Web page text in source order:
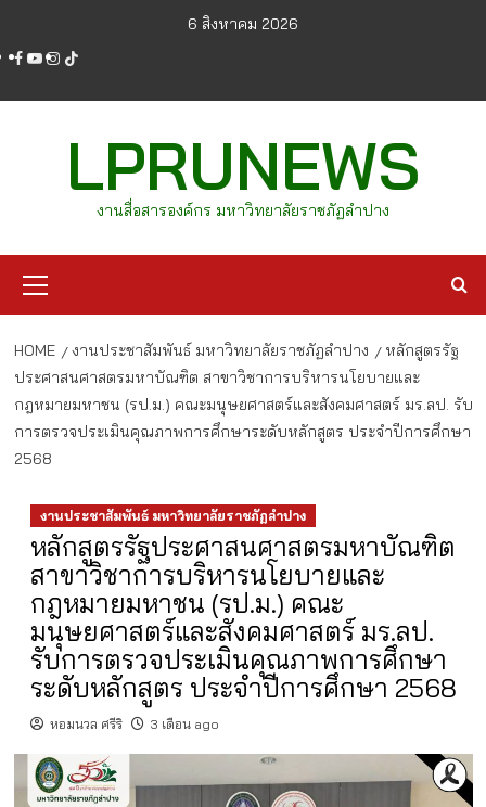
content
6 สิงหาคม 2026
facebook
youtube
instagram
tiktok
LPRUNEWS
งานสื่อสารองค์กร มหาวิทยาลัยราชภัฏลำปาง
Menu
HOME งานประชาสัมพันธ์ มหาวิทยาลัยราชภัฏลำปาง
หลักสูตรรัฐ
ประศาสนศาสตรมหาบัณฑิต สาขาวิชาการบริหารนโยบายและ
กฎหมายมหาชน (รป.ม.) คณะมนุษยศาสตร์และสังคมศาสตร์ มร.ลป. รับ
การตรวจประเมินคุณภาพการศึกษาระดับหลักสูตร ประจำปีการศึกษา
2568
งานประชาสัมพันธ์ มหาวิทยาลัยราชภัฏลำปาง
หลักสูตรรัฐประศาสนศาสตรมหาบัณฑิต
สาขาวิชาการบริหารนโยบายและ
กฎหมายมหาชน (รป.ม.) คณะ
มนุษยศาสตร์และสังคมศาสตร์ มร.ลป.
รับการตรวจประเมินคุณภาพการศึกษา
ระดับหลักสูตร ประจำปีการศึกษา 2568
หอมนวล ศรีริ 3 เดือน ago